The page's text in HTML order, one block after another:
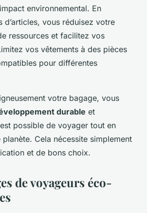
environnemental. En
d’articles, vous réduisez votre
ressources et facilitez vos
vos vêtements à des pièces
pour différentes
votre bagage, vous
durable et
possible de voyager tout en
Cela nécessite simplement
et de bons choix.
de voyageurs éco-